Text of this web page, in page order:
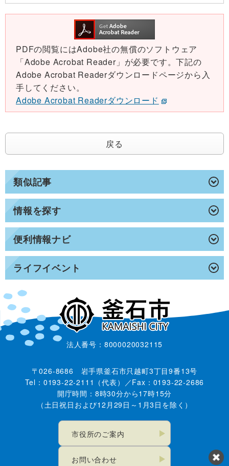
類似記事
情報を探す
便利情報ナビ
ライフイベント
PDFの閲覧にはAdobe社の無償のソフトウェア
「Adobe Acrobat Reader」が必要です。下記の
Adobe Acrobat Readerダウンロードページから入
手してください。
Adobe Acrobat Readerダウンロード
戻る
法人番号：8000020032115
〒026-8686 岩手県釜石市只越町3丁目9番13号
Tel：0193-22-2111（代表）／Fax：0193-22-2686
開庁時間：8時30分から17時15分
（土日祝日および12月29日～1月3日を除く）
市役所のご案内
お問い合わせ